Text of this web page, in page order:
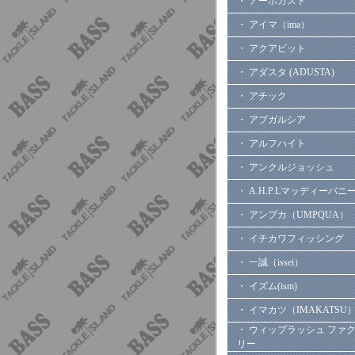
・ アイマ（ima）
・ アクアビット
・ アダスタ (ADUSTA)
・ アチック
・ アブガルシア
・ アルフハイト
・ アンクルジョッシュ
・ A.H.P.Lマッディーバニー
・ アンプカ（UMPQUA）
・ イチカワフィッシング
・ 一誠（issei）
・ イズム(ism)
・ イマカツ（IMAKATSU）
・ ウィップラッシュ ファ
リー